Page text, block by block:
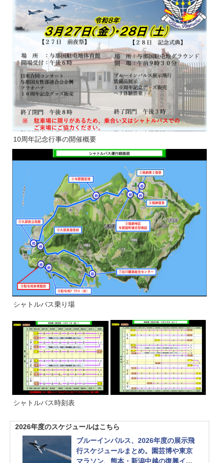
10周年記念行事の開催概要
シャトルバス乗り場
シャトルバス時刻表
2026年度のスケジュールはこちら
ブルーインパルス、2026年度の展示飛
行スケジュールまとめ。園芸博や東京
マラソン、熊本・新潟中越の復興イベ